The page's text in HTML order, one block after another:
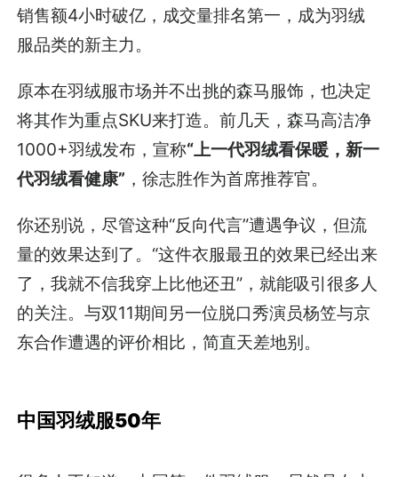
销售额4小时破亿，成交量排名第一，成为羽绒
服品类的新主力。
原本在羽绒服市场并不出挑的森马服饰，也决定
将其作为重点SKU来打造。前几天，森马高洁净
1000+羽绒发布，宣称“上一代羽绒看保暖，新一
代羽绒看健康” ，徐志胜作为首席推荐官。
你还别说，尽管这种“反向代言”遭遇争议，但流
量的效果达到了。“这件衣服最丑的效果已经出来
了，我就不信我穿上比他还丑”，就能吸引很多人
的关注。与双11期间另一位脱口秀演员杨笠与京
东合作遭遇的评价相比，简直天差地别。
中国羽绒服50年